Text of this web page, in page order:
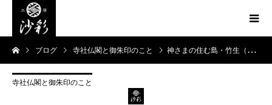
ブログ 寺社仏閣と御朱印のこと 神さまの住む島・竹生（ちくぶ）島で御朱印
寺社仏閣と御朱印のこと